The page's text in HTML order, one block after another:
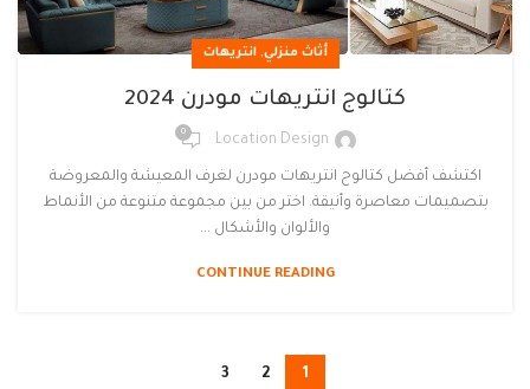
أثاث منزلي,انتريهات
كتالوج انتريهات مودرن 2024
Location Design
0
اكتشف أفضل كتالوح انتريهات مودرن لغرف المعيشة والمعروضة
بتصميمات معاصرة وأنيقة. اختر من بين مجموعة متنوعة من الأنماط
والألوان والأشكال ...
CONTINUE READING
1
2
3